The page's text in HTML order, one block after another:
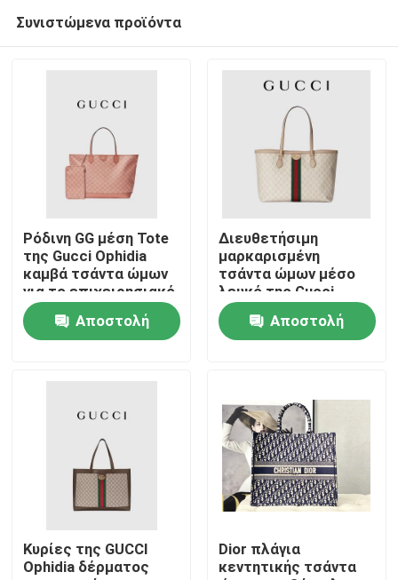
Σπίτι
Περίπου εμείς
Γύρος εργοστασίων
Συνιστώμενα προϊόντα
Ρόδινη GG μέση Tote
της Gucci Ophidia
καμβά τσάντα ώμων
για το επιχειρησιακό
ταξίδι
Αποστολή
Διευθετήσιμη
μαρκαρισμένη
τσάντα ώμων μέσο
λευκό της Gucci
Ophidia Tote για τη
γυναίκαΑποστολή
Κυρίες της GUCCI
Ophidia δέρματος
Dior πλάγια
κεντητικής τσάντα